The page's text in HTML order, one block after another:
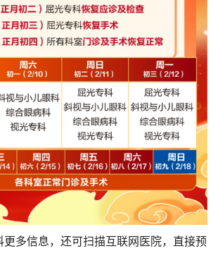
更多信息，还可扫描互联网医院，直接预